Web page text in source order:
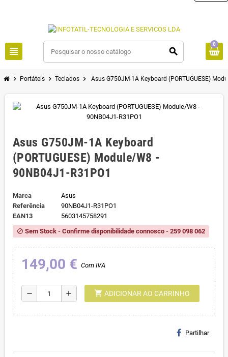
view_headline search
0
chevron_right Portáteis chevron_right Teclados chevron_right Asus G750JM-1A Keyboard (PORTUGUESE)
Asus G750JM-1A Keyboard
(PORTUGUESE) Module/W8 -
90NB04J1-R31PO1
Marca
Asus
Referência
90NB04J1-R31PO1
EAN13
5603145758291
block Sem Stock - Confirme disponibilidade connosco - 259 098 062
149,00 € Com IVA
remove add shopping_cart ADICIONAR AO CARRINHO
Partilhar